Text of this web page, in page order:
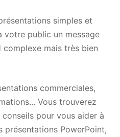
simples et
votre public un message
mais très bien
commerciales,
Vous trouverez
pour vous aider à
présentations PowerPoint,